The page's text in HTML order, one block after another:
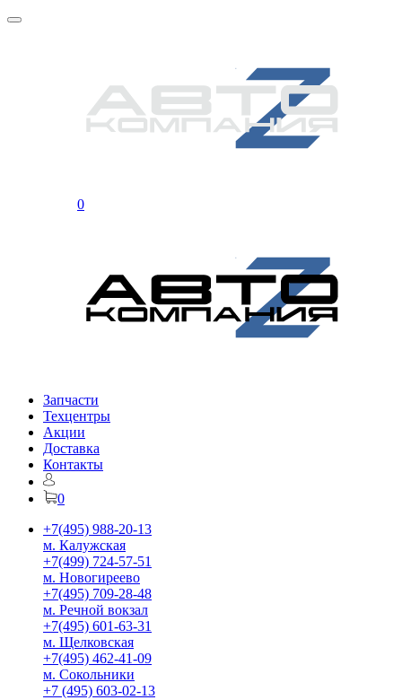
0
Запчасти
Техцентры
Акции
Доставка
Контакты
0
+7(495) 988-20-13
м. Калужская
+7(499) 724-57-51
м. Новогиреево
+7(495) 709-28-48
м. Речной вокзал
+7(495) 601-63-31
м. Щелковская
+7(495) 462-41-09
м. Сокольники
+7 (495) 603-02-13